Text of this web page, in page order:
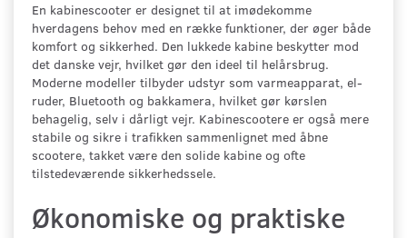
En kabinescooter er designet til at imødekomme
hverdagens behov med en række funktioner, der øger både
komfort og sikkerhed. Den lukkede kabine beskytter mod
det danske vejr, hvilket gør den ideel til helårsbrug.
Moderne modeller tilbyder udstyr som varmeapparat, el-
ruder, Bluetooth og bakkamera, hvilket gør kørslen
behagelig, selv i dårligt vejr. Kabinescootere er også mere
stabile og sikre i trafikken sammenlignet med åbne
scootere, takket være den solide kabine og ofte
tilstedeværende sikkerhedssele.
Økonomiske og praktiske